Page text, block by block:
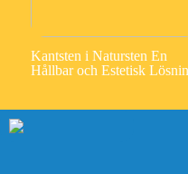
Kantsten i Natursten En
Hållbar och Estetisk